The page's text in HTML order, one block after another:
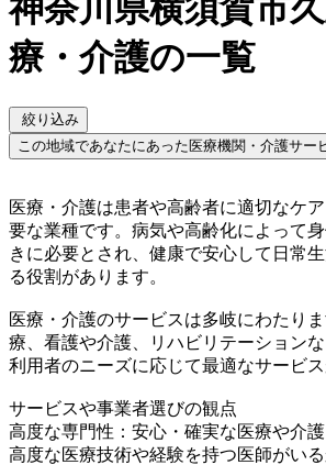
神奈川県横須賀市
療・介護の一覧
絞り込み
この地域であなたにあった医療機関・介護サー
医療・介護は患者や高齢者に適切なケ
要な業種です。病気や高齢化によって
きに必要とされ、健康で安心して日常
る役割があります。
医療・介護のサービスは多岐にわたり
療、看護や介護、リハビリテーション
利用者のニーズに応じて最適なサービス
サービスや事業者選びの観点
高度な専門性：安心・確実な医療や介護
高度な医療技術や経験を持つ医師がい